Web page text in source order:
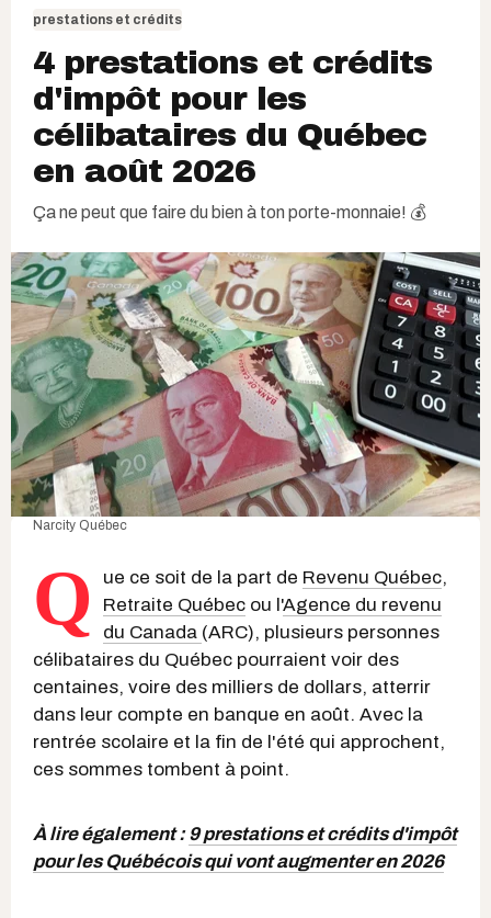
prestations et crédits
4 prestations et crédits
d'impôt pour les
célibataires du Québec
en août 2026
Ça ne peut que faire du bien à ton porte-monnaie! 💰
Narcity Québec
Q ue ce soit de la part de Revenu Québec,
Retraite Québec ou l'Agence du revenu
du Canada (ARC), plusieurs personnes
célibataires du Québec pourraient voir des
centaines, voire des milliers de dollars, atterrir
dans leur compte en banque en août. Avec la
rentrée scolaire et la fin de l'été qui approchent,
ces sommes tombent à point.
À lire également :9 prestations et crédits d'impôt
pour les Québécois qui vont augmenter en 2026